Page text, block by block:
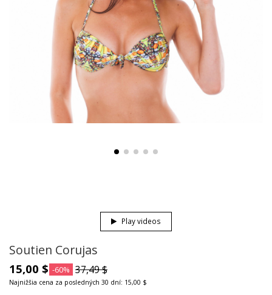
Play videos
Soutien Corujas
15,00 $ -60% 37,49 $
Najnižšia cena za posledných 30 dní: 15,00 $